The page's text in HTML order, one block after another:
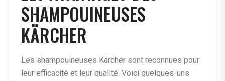
SHAMPOUINEUSES
KÄRCHER
Les shampouineuses Kärcher sont reconnues pour
leur efficacité et leur qualité. Voici quelques-uns